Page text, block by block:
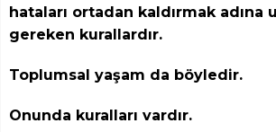
hataları ortadan kaldırmak adına
gereken kurallardır.
Toplumsal yaşam da böyledir.
Onunda kuralları vardır.